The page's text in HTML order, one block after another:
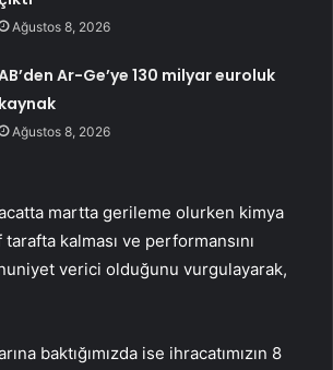
Ağustos 8, 2026
Ar-Ge’ye 130 milyar euroluk
kaynak
Ağustos 8, 2026
martta gerileme olurken kimya
kalması ve performansını
verici olduğunu vurgulayarak,
baktığımızda ise ihracatımızın 8